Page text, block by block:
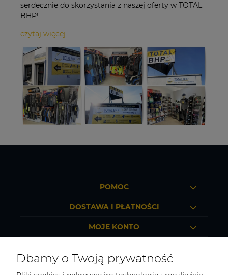
serdecznie do skorzystania z naszej oferty w TOTAL
BHP!
czytaj więcej
POMOC
DOSTAWA I PŁATNOŚCI
MOJE KONTO
Dbamy o Twoją prywatność